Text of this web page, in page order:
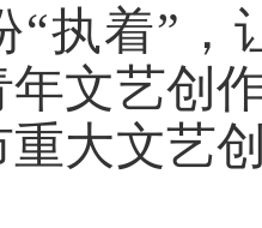
“执着”，
年文艺创
重大文艺